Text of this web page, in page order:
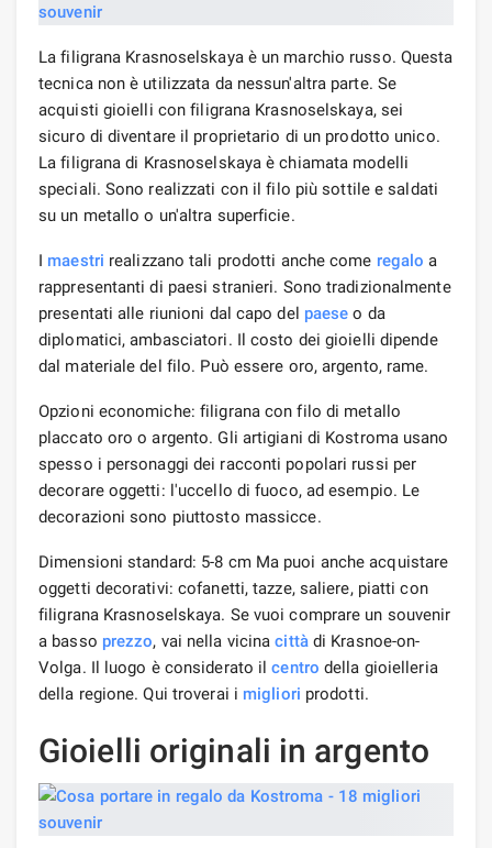
La filigrana Krasnoselskaya è un marchio russo. Questa
tecnica non è utilizzata da nessun'altra parte. Se
acquisti gioielli con filigrana Krasnoselskaya, sei
sicuro di diventare il proprietario di un prodotto unico.
La filigrana di Krasnoselskaya è chiamata modelli
speciali. Sono realizzati con il filo più sottile e saldati
su un metallo o un'altra superficie.
I maestri realizzano tali prodotti anche come regalo a
rappresentanti di paesi stranieri. Sono tradizionalmente
presentati alle riunioni dal capo del paese o da
diplomatici, ambasciatori. Il costo dei gioielli dipende
dal materiale del filo. Può essere oro, argento, rame.
Opzioni economiche: filigrana con filo di metallo
placcato oro o argento. Gli artigiani di Kostroma usano
spesso i personaggi dei racconti popolari russi per
decorare oggetti: l'uccello di fuoco, ad esempio. Le
decorazioni sono piuttosto massicce.
Dimensioni standard: 5-8 cm Ma puoi anche acquistare
oggetti decorativi: cofanetti, tazze, saliere, piatti con
filigrana Krasnoselskaya. Se vuoi comprare un souvenir
a basso prezzo, vai nella vicinacittàdi Krasnoe-on-
Volga. Il luogo è considerato ilcentro della gioielleria
della regione. Qui troverai i migliori prodotti.
Gioielli originali in argento